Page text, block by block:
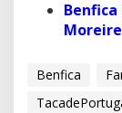
Benfica